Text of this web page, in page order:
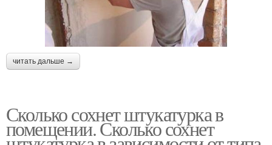
читать дальше →
Сколько сохнет штукатурка в
помещении. Сколько сохнет